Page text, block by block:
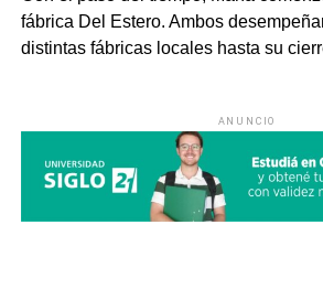
fábrica Del Estero. Ambos
distintas fábricas locales hasta su
ANUNCIO